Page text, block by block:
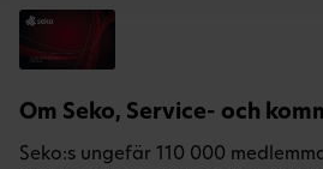
Om Seko, Service- och
Seko:s ungefär 110 000